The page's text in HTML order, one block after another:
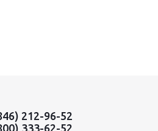
212-96-52
333-62-52